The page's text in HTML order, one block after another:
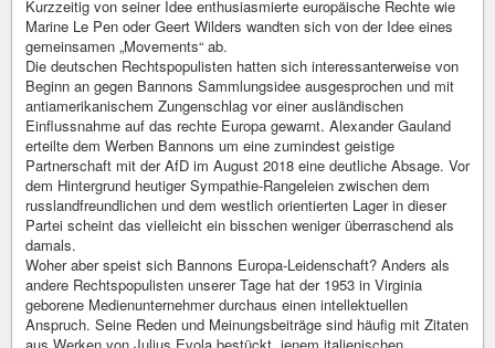
Kurzzeitig von seiner Idee enthusiasmierte europäische Rechte wie
Marine Le Pen oder Geert Wilders wandten sich von der Idee eines
gemeinsamen „Movements“ ab.
Die deutschen Rechtspopulisten hatten sich interessanterweise von
Beginn an gegen Bannons Sammlungsidee ausgesprochen und mit
antiamerikanischem Zungenschlag vor einer ausländischen
Einflussnahme auf das rechte Europa gewarnt. Alexander Gauland
erteilte dem Werben Bannons um eine zumindest geistige
Partnerschaft mit der AfD im August 2018 eine deutliche Absage. Vor
dem Hintergrund heutiger Sympathie-Rangeleien zwischen dem
russlandfreundlichen und dem westlich orientierten Lager in dieser
Partei scheint das vielleicht ein bisschen weniger überraschend als
damals.
Woher aber speist sich Bannons Europa-Leidenschaft? Anders als
andere Rechtspopulisten unserer Tage hat der 1953 in Virginia
geborene Medienunternehmer durchaus einen intellektuellen
Anspruch. Seine Reden und Meinungsbeiträge sind häufig mit Zitaten